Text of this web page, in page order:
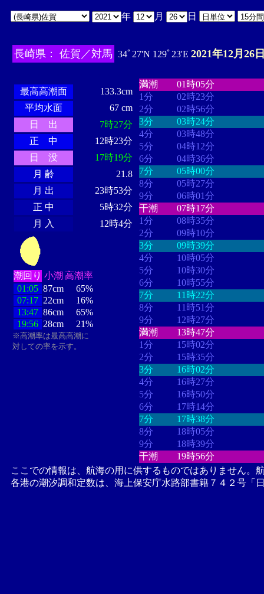
年 月 日
長崎県： 佐賀／対馬 34ﾟ27'N 129ﾟ23'E 2021年12月26
最高高潮面
133.3cm
平均水面
67 cm
日 出
7時27分
正 中
12時23分
日 没
17時19分
月 齢
21.8
月 出
23時53分
正 中
5時32分
月 入
12時4分
潮回り 小潮 高潮率
01:05 87cm
65%
07:17 22cm
16%
13:47 86cm
65%
19:56 28cm 21%
※高潮率は最高高潮に
対しての率を示す。
満潮
01時05分
1分
02時23分
2分
02時56分
3分
03時24分
4分
03時48分
5分
04時12分
6分
04時36分
7分
05時00分
8分
05時27分
9分
06時01分
干潮
07時17分
1分
08時35分
2分
09時10分
3分
09時39分
4分
10時05分
5分
10時30分
6分
10時55分
7分
11時22分
8分
11時51分
9分
12時27分
満潮
13時47分
1分
15時02分
2分
15時35分
3分
16時02分
4分
16時27分
5分
16時50分
6分
17時14分
7分
17時38分
8分
18時05分
9分
18時39分
干潮
19時56分
ここでの情報は、航海の用に供するものではありません。
各港の潮汐調和定数は、海上保安庁水路部書籍７４２号「